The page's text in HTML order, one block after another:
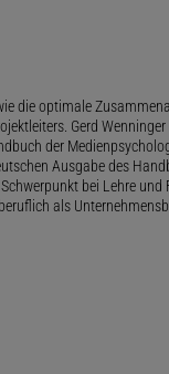
die optimale
Gerd
der
Ausgabe des
bei Lehre
als